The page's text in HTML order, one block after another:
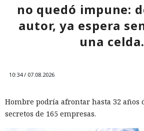
12:43 / 07.08.2026
Otra corporación corre el riesgo de
no quedó impune:
autor, ya espera
una celda.
10:34 / 07.08.2026
Hombre podría afrontar hasta 32
secretos de 165 empresas.